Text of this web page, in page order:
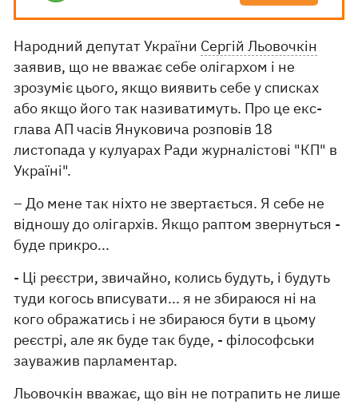
Народний депутат України Сергій Льовочкін
заявив, що не вважає себе олігархом і не
зрозуміє цього, якщо виявить себе у списках
або якщо його так називатимуть. Про це екс-
глава АП часів Януковича розповів 18
листопада у кулуарах Ради журналістові "КП" в
Україні".
– До мене так ніхто не звертається. Я себе не
відношу до олігархів. Якщо раптом звернуться -
буде прикро...
- Ці реєстри, звичайно, колись будуть, і будуть
туди когось вписувати... я не збираюся ні на
кого ображатись і не збираюся бути в цьому
реєстрі, але як буде так буде, - філософськи
зауважив парламентар.
Льовочкін вважає, що він не потрапить не лише